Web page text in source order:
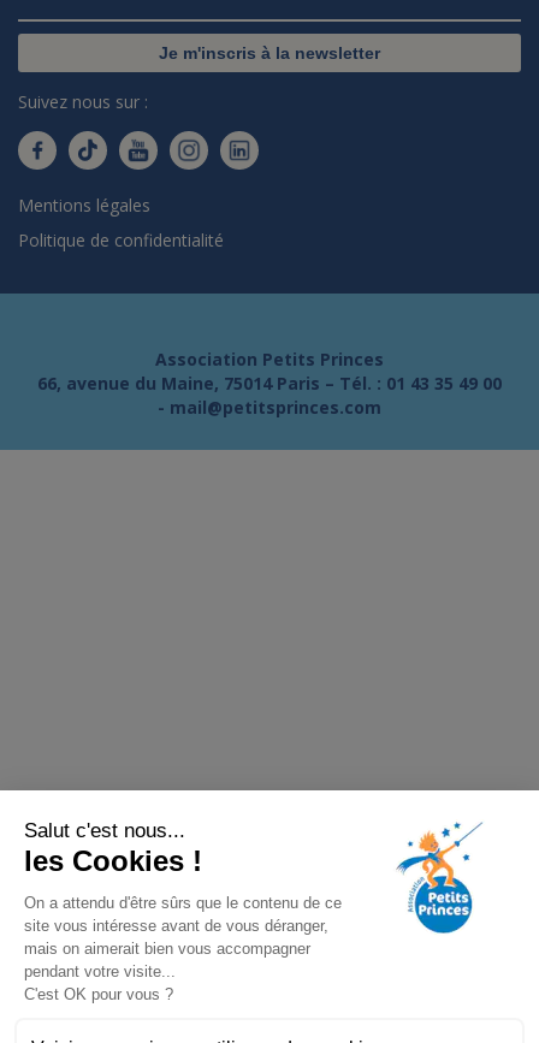
Salut c'est nous...
les Cookies !
On a attendu d'être sûrs que le contenu de ce
site vous intéresse avant de vous déranger,
mais on aimerait bien vous accompagner
pendant votre visite...
C'est OK pour vous ?
Je m'inscris à la newsletter
Suivez nous sur :
Mentions légales
Politique de confidentialité
Association Petits Princes
66, avenue du Maine, 75014 Paris – Tél. : 01 43 35 49 00
- mail@petitsprinces.com